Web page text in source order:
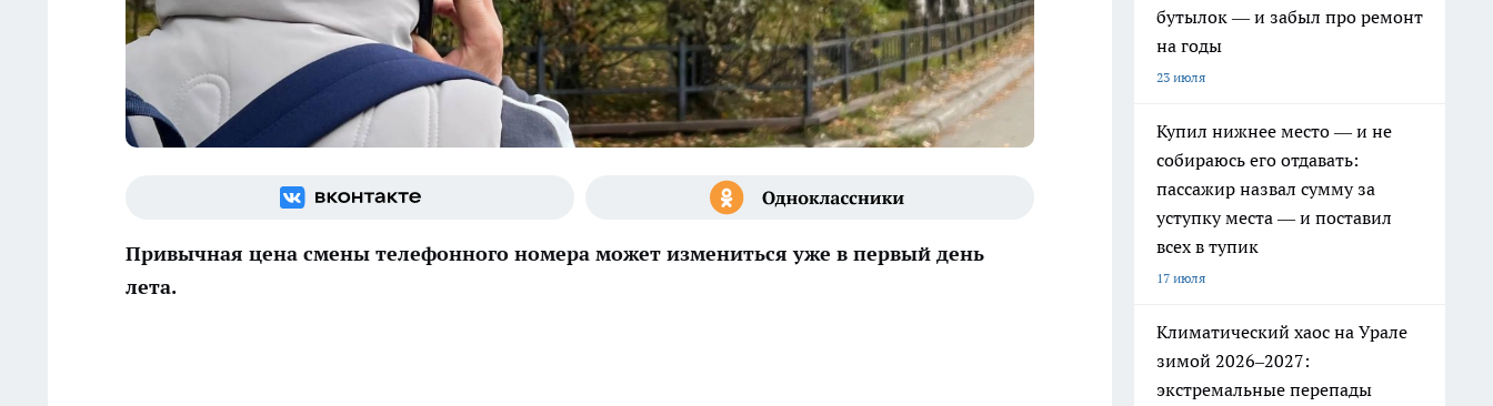
Привычная цена смены телефонного номера может измениться уже в первый день
лета.
бутылок — и забыл про ремонт
на годы
23 июля
Купил нижнее место — и не
собираюсь его отдавать:
пассажир назвал сумму за
уступку места — и поставил
всех в тупик
17 июля
Климатический хаос на Урале
зимой 2026–2027:
экстремальные перепады